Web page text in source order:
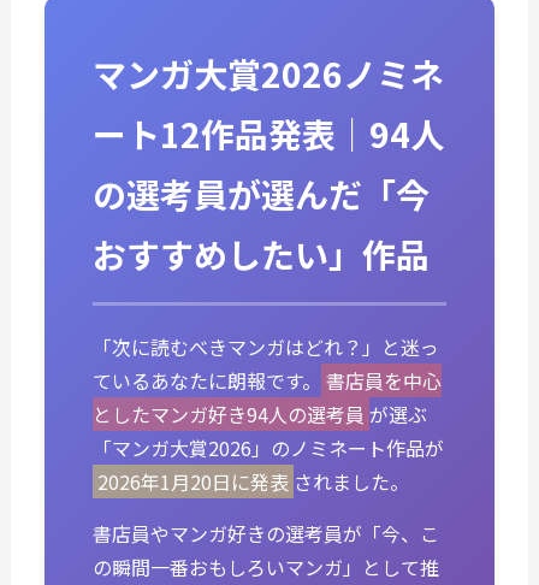
マンガ大賞2026ノミネ
ート12作品発表｜94人
の選考員が選んだ「今
おすすめしたい」作品
「次に読むべきマンガはどれ？」と迷っ
ているあなたに朗報です。 書店員を中心
としたマンガ好き94人の選考員 が選ぶ
「マンガ大賞2026」のノミネート作品が
2026年1月20日に発表 されました。
書店員やマンガ好きの選考員が「今、こ
の瞬間一番おもしろいマンガ」として推